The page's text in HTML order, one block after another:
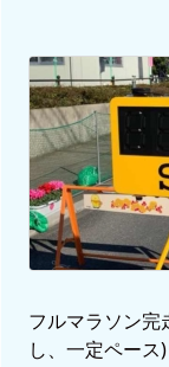
フルマラソン完
し、一定ペース)